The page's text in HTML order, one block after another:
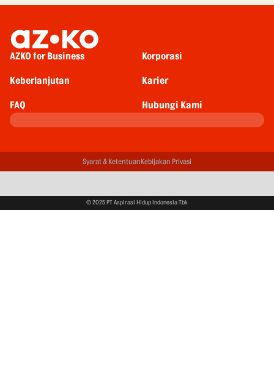
AZKO for Business Korporasi
Keberlanjutan Karier
FAQ Hubungi Kami
Syarat & Ketentuan Kebijakan Privasi
© 2025 PT Aspirasi Hidup Indonesia Tbk